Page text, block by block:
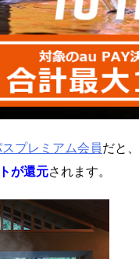
プレミアム会員だと、
が還元されます。